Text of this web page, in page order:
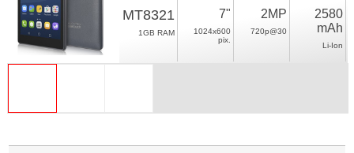
MT8321
1GB RAM
7"
1024x600
pix.
2MP
720p@30
2580
mAh
Li-Ion